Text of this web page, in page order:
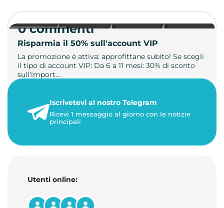
Risparmia il 50% sull'account VIP
La promozione è attiva: approfittane subito! Se scegli
il tipo di account VIP: Da 6 a 11 mesi: 30% di sconto
sull'import…
1 minuto di lettura
0 commenti
Iscrivetevi al nostro Telegram
Ricevi 1 messaggio al giorno con le notizie
principali
Utenti online: